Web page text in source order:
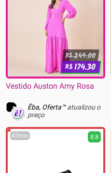
R$249.00
R$174.30
Vestido Auston Amy Rosa
Êba, Oferta™atualizou o
preço
42min 8.8